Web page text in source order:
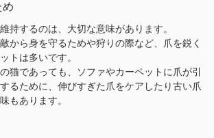
め
持するのは、大切な意味があります。
から身を守るためや狩りの際など、爪を鋭く
トは多いです。
猫であっても、ソファやカーペットに爪が引
るために、伸びすぎた爪をケアしたり古い爪
もあります。